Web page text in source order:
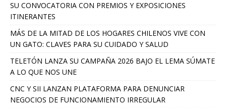
SU CONVOCATORIA CON PREMIOS Y EXPOSICIONES
ITINERANTES
MÁS DE LA MITAD DE LOS HOGARES CHILENOS VIVE CON
UN GATO: CLAVES PARA SU CUIDADO Y SALUD
TELETÓN LANZA SU CAMPAÑA 2026 BAJO EL LEMA SÚMATE
A LO QUE NOS UNE
CNC Y SII LANZAN PLATAFORMA PARA DENUNCIAR
NEGOCIOS DE FUNCIONAMIENTO IRREGULAR